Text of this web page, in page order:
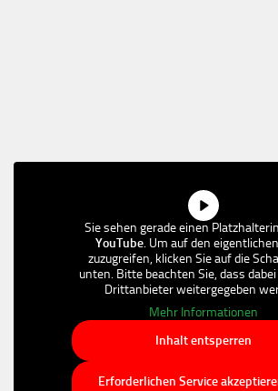
Sie sehen gerade einen
YouTube. Um auf den
zuzugreifen, klicken Sie auf die
unten. Bitte beachten Sie, dass
Drittanbieter weitergegeben
Mehr Informationen
Inhalt entsperren
Erforderlichen Service